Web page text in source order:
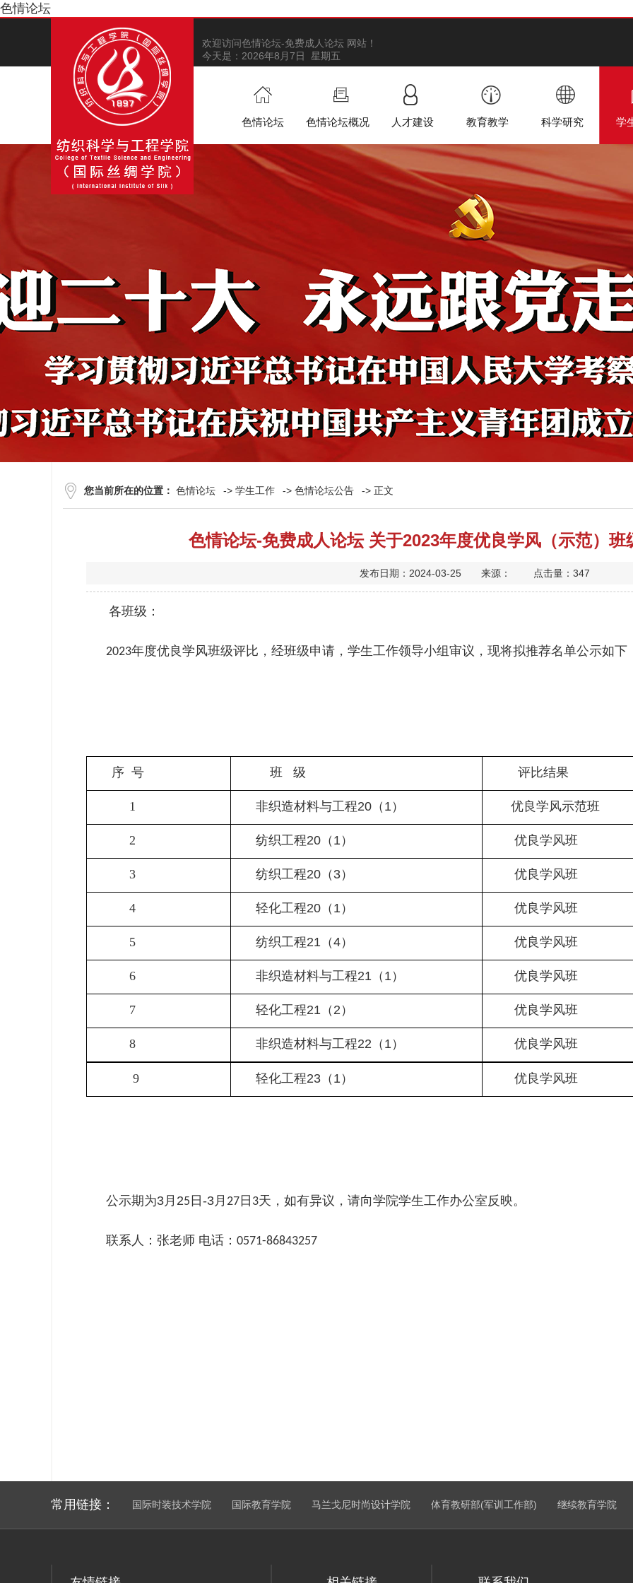
色情论坛
欢迎访问色情论坛-免费成人论坛 网站！
今天是： 2026年8月7日 星期五
色情论坛 色情论坛概况 人才建设 教育教学 科学研究 学
您当前所在的位置： 色情论坛 -> 学生工作 -> 色情论坛公告 -> 正文
色情论坛-免费成人论坛 关于2023年度优良学风（示范）班
发布日期：2024-03-25 来源： 点击量： 347
各班级：
2023年度优良学风班级评比，经班级申请，学生工作领导小组审议，现将拟推荐名单公示如下
序 号 班 级 评比结果
1 非织造材料与工程20（1） 优良学风示范班
2 纺织工程20（1） 优良学风班
3 纺织工程20（3） 优良学风班
4 轻化工程20（1） 优良学风班
5 纺织工程21（4） 优良学风班
6 非织造材料与工程21（1） 优良学风班
7 轻化工程21（2） 优良学风班
8 非织造材料与工程22（1） 优良学风班
9 轻化工程23（1） 优良学风班
公示期为3月25 日-3月 27 日 3天，如有异议，请向学院学生工作办公室反映。
联系人：张老师 电话： 0571-86843257
常用链接： 国际时装技术学院 国际教育学院 马兰戈尼时尚设计学院 体育教研部(军训工作部) 继续教育学院